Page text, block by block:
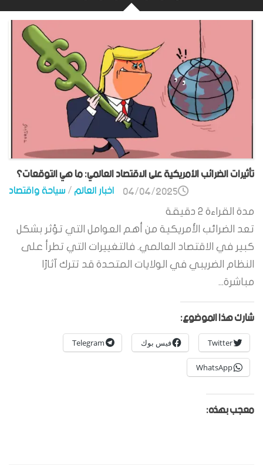
تأثيرات الضرائب الأمريكية على الاقتصاد العالمي: ما هي التوقعات؟
اخبار العالم/سياحة واقتصاد 04/04/2025
مدة القراءة 2 دقيقة
تعد الضرائب الأمريكية من أهم العوامل التي تؤثر بشكل
كبير في الاقتصاد العالمي. فالتغييرات التي تطرأ على
النظام الضريبي في الولايات المتحدة قد تترك آثارًا
مباشرة...
شارك هذا الموضوع:
Twitter فيس بوك Telegram
WhatsApp
معجب بهذه: